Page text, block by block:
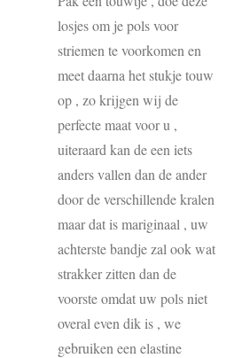
losjes om je pols voor
striemen te voorkomen en
meet daarna het stukje touw
op , zo krijgen wij de
perfecte maat voor u ,
uiteraard kan de een iets
anders vallen dan de ander
door de verschillende kralen
maar dat is mariginaal , uw
achterste bandje zal ook wat
strakker zitten dan de
voorste omdat uw pols niet
overal even dik is , we
gebruiken een elastine